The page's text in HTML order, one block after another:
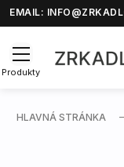
EMAIL:
Produkty
HLAVNÁ STRÁNKA